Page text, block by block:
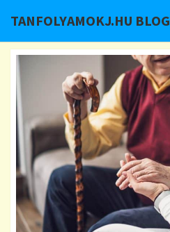
TANFOLYAMOKJ.HU BLOG